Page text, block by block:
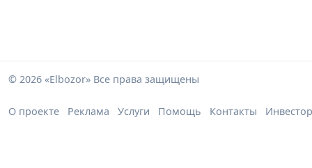
© 2026 «Elbozor» Все права защищены
О проекте Реклама Услуги Помощь Контакты